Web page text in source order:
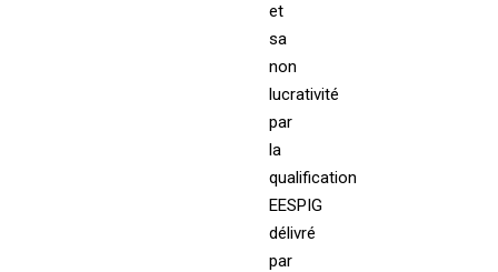
et
sa
non
lucrativité
par
la
qualification
EESPIG
délivré
par